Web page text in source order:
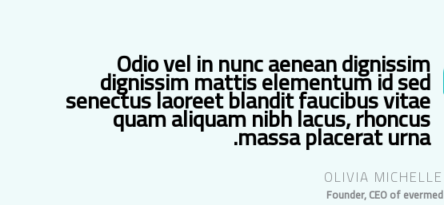
Odio vel in nunc aenean dignissim
dignissim mattis elementum id sed
senectus laoreet blandit faucibus vitae
quam aliquam nibh lacus, rhoncus
massa placerat urna.
OLIVIA MICHELLE
Founder, CEO of evermed